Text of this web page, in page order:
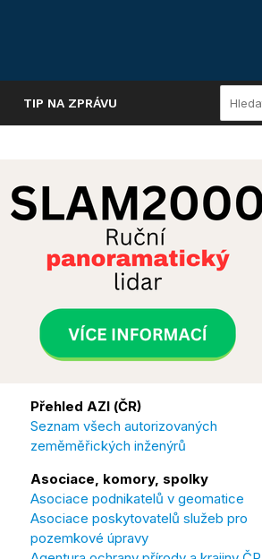
TIP NA ZPRÁVU
Přehled AZI (ČR)
Seznam všech autorizovaných
zeměměřických inženýrů
Asociace, komory, spolky
Asociace podnikatelů v geomatice
Asociace poskytovatelů služeb pro
pozemkové úpravy